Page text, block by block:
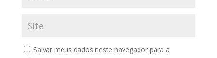
Salvar meus dados neste navegador para a